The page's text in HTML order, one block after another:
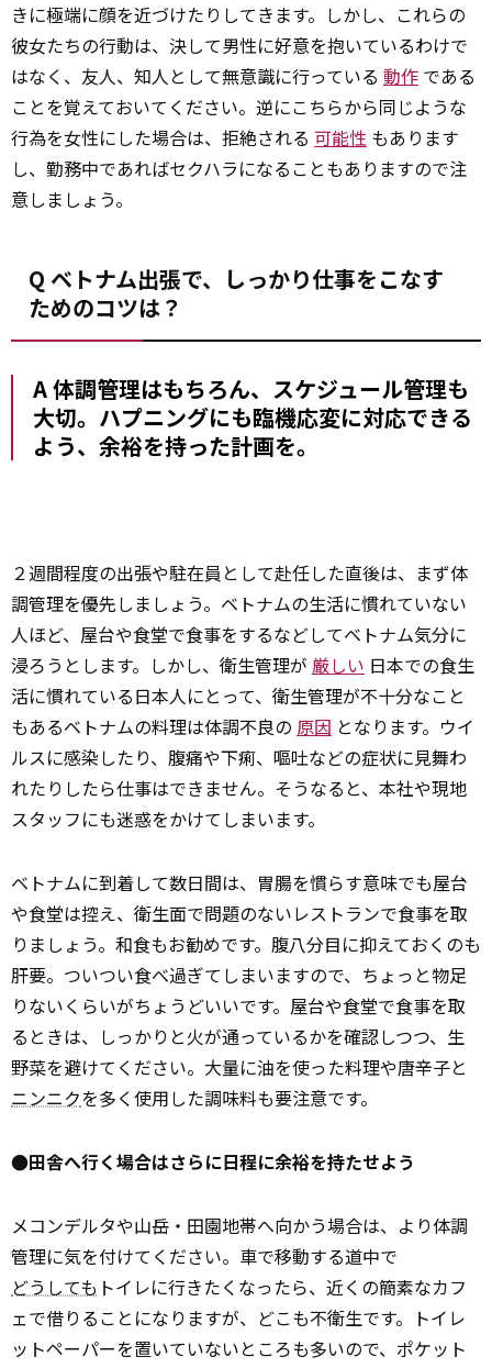
きに極端に顔を近づけたりしてきます。しかし、これらの
彼女たちの行動は、決して男性に好意を抱いているわけで
はなく、友人、知人として無意識に行っている 動作 である
ことを覚えておいてください。逆にこちらから同じような
行為を女性にした場合は、拒絶される 可能性 もあります
し、勤務中であればセクハラになることもありますので注
意しましょう。
Q ベトナム出張で、しっかり仕事をこなす
ためのコツは？
A 体調管理はもちろん、スケジュール管理も
大切。ハプニングにも臨機応変に対応できる
よう、余裕を持った計画を。
２週間程度の出張や駐在員として赴任した直後は、まず体
調管理を優先しましょう。ベトナムの生活に慣れていない
人ほど、屋台や食堂で食事をするなどしてベトナム気分に
浸ろうとします。しかし、衛生管理が 厳しい 日本での食生
活に慣れている日本人にとって、衛生管理が不十分なこと
もあるベトナムの料理は体調不良の 原因 となります。ウイ
ルスに感染したり、腹痛や下痢、嘔吐などの症状に見舞わ
れたりしたら仕事はできません。そうなると、本社や現地
スタッフにも迷惑をかけてしまいます。
ベトナムに到着して数日間は、胃腸を慣らす意味でも屋台
や食堂は控え、衛生面で問題のないレストランで食事を取
りましょう。和食もお勧めです。腹八分目に抑えておくのも
肝要。ついつい食べ過ぎてしまいますので、ちょっと物足
りないくらいがちょうどいいです。屋台や食堂で食事を取
るときは、しっかりと火が通っているかを確認しつつ、生
野菜を避けてください。大量に油を使った料理や唐辛子と
ニンニクを多く使用した調味料も要注意です。
●田舎へ行く場合はさらに日程に余裕を持たせよう
メコンデルタや山岳・田園地帯へ向かう場合は、より体調
管理に気を付けてください。車で移動する道中で
どうしても トイレに行きたくなったら、近くの簡素なカフ
ェで借りることになりますが、どこも不衛生です。トイレ
ットペーパーを置いていないところも多いので、ポケット